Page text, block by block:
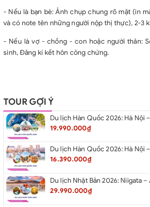
- Nếu là bạn bè: Ảnh chụp chung rõ mặt (in
và có note tên những người nộp thị thực), 2-3
- Nếu là vợ - chồng - con hoặc người thân:
sinh, Đăng kí kết hôn công chứng.
TOUR GỢI Ý
19.990.000₫
16.390.000₫
29.990.000₫